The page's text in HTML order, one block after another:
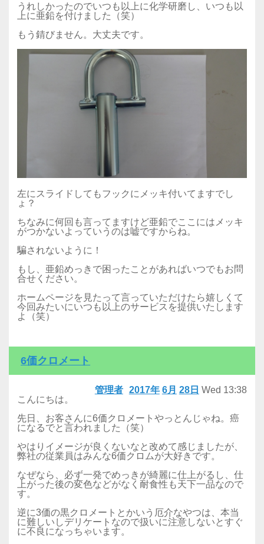
うれしかったのでいつも以上に化学研磨し、いつも以
上に亜鉛を付けました（笑）
もう錆びません。大丈夫です。
左にスライドしてもフックにメッキ付いてますでし
ょ？
ちなみに何回も言ってますけど亜鉛でここにはメッキ
がつかないよっていうのは嘘ですからね。
騙されないように！
もし、亜鉛めっきで困ったことがあればいつでもお問
合せください。
ホームページを見たって言っていただけたら嬉しくて
今回みたいにいつも以上のサービスを提供いたします
よ（笑）
6価クロメート
2017年 6月 28日 Wed 13:38
管理者
こんにちは。
先日、お客さんに6価クロメートやっとんじゃね。癌
になるでと言われました（笑）
やはりイメージが良くないなと改めて感じましたが、
弊社の従業員はみんな6価クロムが大好きです。
なぜなら、必ず一発でめっきが綺麗に仕上がるし、仕
上がった後の変色などがなく耐食性も天下一品なので
す。
逆に3価の黒クロメートとかいう厄介なやつは、本当
に難しいしデリケートなので扱いに注意しないとすぐ
に不良になっちゃいます。